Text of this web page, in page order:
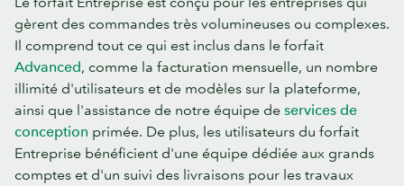
gèrent des commandes très volumineuses ou complexes.
Il comprend tout ce qui est inclus dans le forfait
Advanced, comme la facturation mensuelle, un nombre
illimité d'utilisateurs et de modèles sur la plateforme,
ainsi que l'assistance de notre équipe de services de
conception primée. De plus, les utilisateurs du forfait
Entreprise bénéficient d'une équipe dédiée aux grands
comptes et d'un suivi des livraisons pour les travaux